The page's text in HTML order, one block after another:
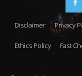
Disclaimer Privacy
Ethics Policy Fast